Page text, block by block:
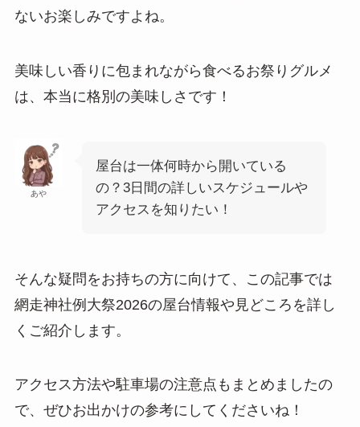
ないお楽しみですよね。
美味しい香りに包まれながら食べるお祭りグルメ
は、本当に格別の美味しさです！
あや
屋台は一体何時から開いている
の？3日間の詳しいスケジュールや
アクセスを知りたい！
そんな疑問をお持ちの方に向けて、この記事では
網走神社例大祭2026の屋台情報や見どころを詳し
くご紹介します。
アクセス方法や駐車場の注意点もまとめましたの
で、ぜひお出かけの参考にしてくださいね！